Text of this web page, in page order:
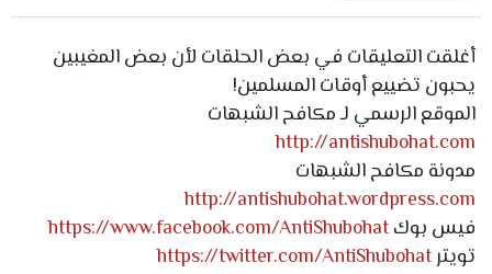
أغلقت التعليقات في بعض الحلقات لأن بعض المغيبين
يحبون تضييع أوقات المسلمين!
الموقع الرسمي لـ مكافح الشبهات
http://antishubohat.com
مدونة مكافح الشبهات
http://antishubohat.wordpress.com
فيس بوكhttps://www.facebook.com/AntiShubohat
تويترhttps://twitter.com/AntiShubohat